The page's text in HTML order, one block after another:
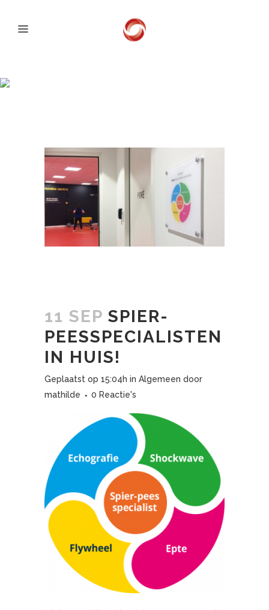
11 SEP SPIER-
PEESSPECIALISTEN
IN HUIS!
Geplaatst op 15:04h in Algemeen door
mathilde
0 Reactie's